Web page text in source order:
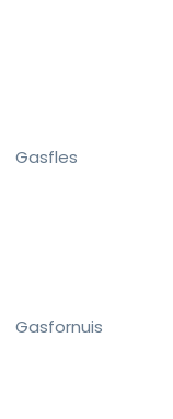
Gasfles
Gasfornuis